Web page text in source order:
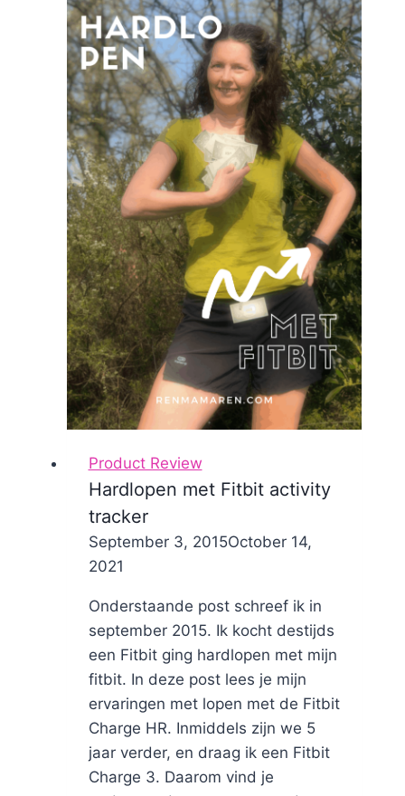
Product
Review
Product Review
Hardlopen met Fitbit activity
tracker
ByNicole
September 3, 2015October 14,
2021
Onderstaande post schreef ik in
september 2015. Ik kocht destijds
een Fitbit ging hardlopen met mijn
fitbit. In deze post lees je mijn
ervaringen met lopen met de Fitbit
Charge HR. Inmiddels zijn we 5
jaar verder, en draag ik een Fitbit
Charge 3. Daarom vind je